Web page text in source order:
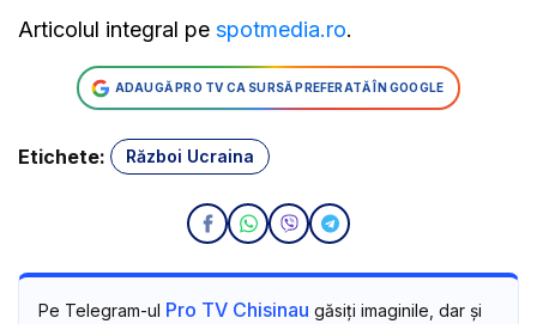
Articolul integral pe spotmedia.ro.
ADAUGĂ PRO TV CA SURSĂ PREFERATĂ ÎN GOOGLE
Etichete: Război Ucraina
Pe Telegram-ul Pro TV Chisinau găsiți imaginile, dar și